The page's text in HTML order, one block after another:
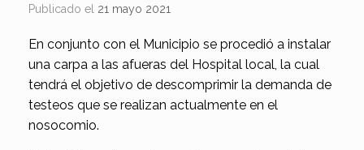
Publicado el 21 mayo 2021
En conjunto con el Municipio se procedió a instalar
una carpa a las afueras del Hospital local, la cual
tendrá el objetivo de descomprimir la demanda de
testeos que se realizan actualmente en el
nosocomio.